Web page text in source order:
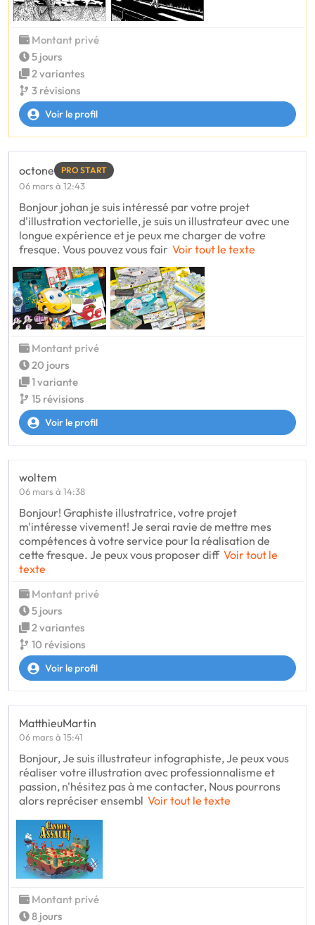
Montant privé
5 jours
2 variantes
3 révisions
Voir le profil
octone PRO START
06 mars à 12:43
Bonjour johan je suis intéressé par votre projet
d'illustration vectorielle, je suis un illustrateur avec une
longue expérience et je peux me charger de votre
fresque. Vous pouvez vous fair Voir tout le texte
Montant privé
20 jours
1 variante
15 révisions
Voir le profil
woltem
06 mars à 14:38
Bonjour! Graphiste illustratrice, votre projet
m'intéresse vivement! Je serai ravie de mettre mes
compétences à votre service pour la réalisation de
cette fresque. Je peux vous proposer diff Voir tout le
texte
Montant privé
5 jours
2 variantes
10 révisions
Voir le profil
MatthieuMartin
06 mars à 15:41
Bonjour, Je suis illustrateur infographiste, Je peux vous
réaliser votre illustration avec professionnalisme et
passion, n'hésitez pas à me contacter, Nous pourrons
alors repréciser ensembl Voir tout le texte
Montant privé
8 jours